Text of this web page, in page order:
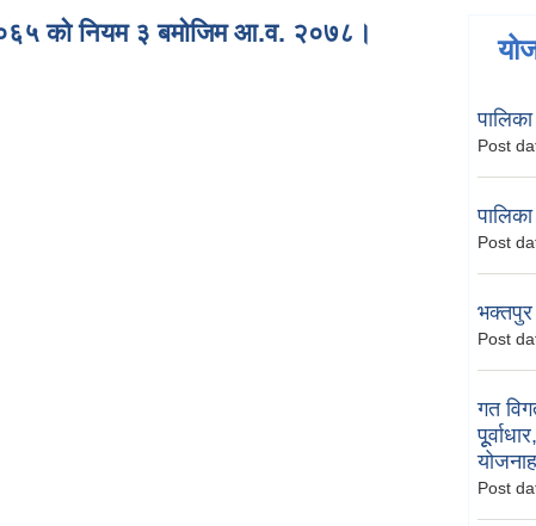
को नियम ३ बमोजिम आ.व. २०७८।
पालिका
Post
Post
भक्तपुर
Post
गत
Post